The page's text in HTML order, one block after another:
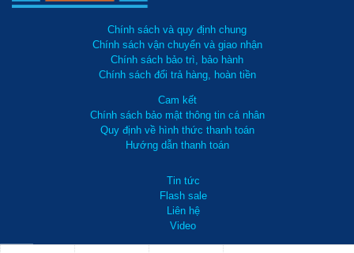
Chính sách và quy định chung
Chính sách vận chuyển và giao nhận
Chính sách bảo trì, bảo hành
Chính sách đổi trả hàng, hoàn tiền
Cam kết
Chính sách bảo mật thông tin cá nhân
Quy định về hình thức thanh toán
Hướng dẫn thanh toán
Tin tức
Flash sale
Liên hệ
Video